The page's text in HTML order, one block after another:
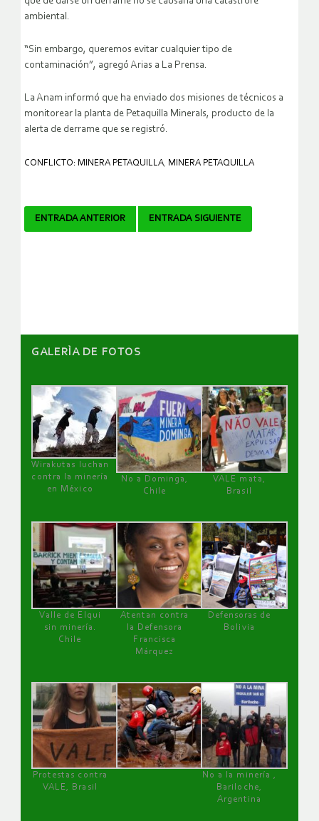
ambiental.
“Sin embargo, queremos evitar cualquier tipo de
contaminación”, agregó Arias a La Prensa.
La Anam informó que ha enviado dos misiones de técnicos a
monitorear la planta de Petaquilla Minerals, producto de la
alerta de derrame que se registró.
CONFLICTO: MINERA PETAQUILLA, MINERA PETAQUILLA
Navegador
ENTRADA ANTERIOR ENTRADA SIGUIENTE
GALERÌA DE FOTOS
Wirakutas luchan
contra la minería
en México
No a Dominga,
Chile
VALE mata,
Brasil
Valle de Elqui
sin minería.
Chile
Atentan contra
la Defensora
Francisca
Márquez
Defensoras de
Bolivia
Protestas contra
VALE, Brasil
No a la minería ,
Bariloche,
Argentina